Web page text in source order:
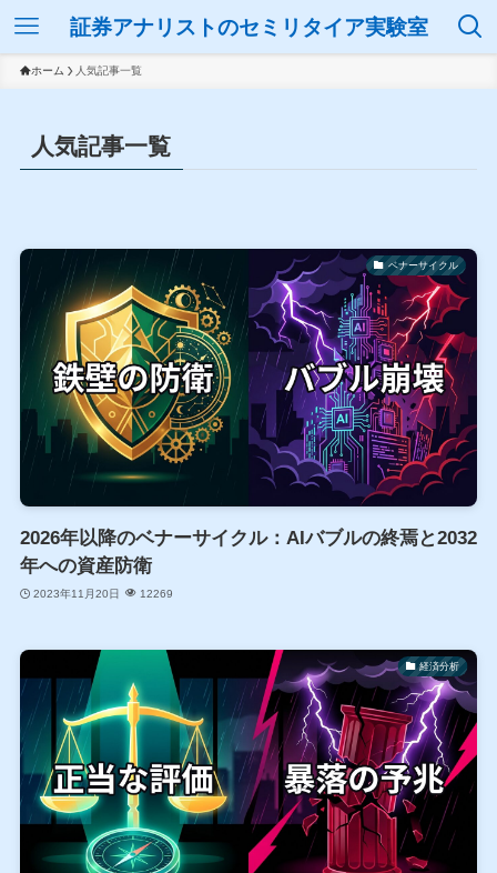
証券アナリストのセミリタイア実験室
ホーム 人気記事一覧
人気記事一覧
ベナーサイクル
2026年以降のベナーサイクル：AIバブルの終焉と2032
年への資産防衛
2023年11月20日 12269
経済分析